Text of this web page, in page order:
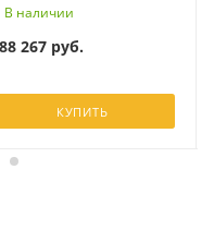
В наличии
267руб.
КУПИТЬ